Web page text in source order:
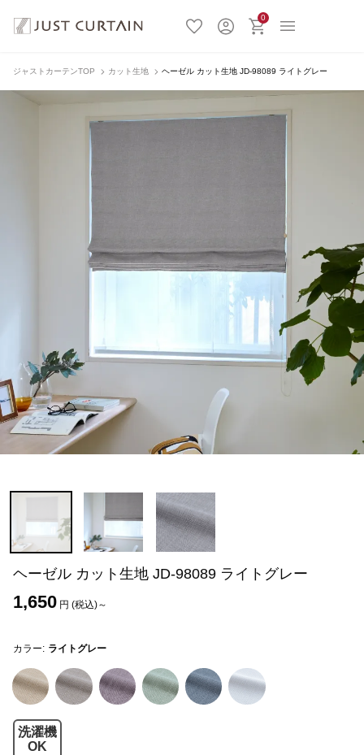
0
ジャストカーテンTOP カット生地 ヘーゼル カット生地 JD-98089 ライトグレー
ヘーゼル カット生地 JD-98089 ライトグレー
1,650 円 (税込)～
カラー: ライトグレー
洗濯機
OK